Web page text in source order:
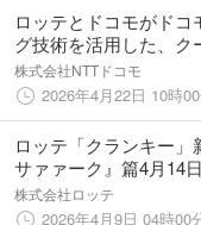
ロッテとドコモがド
グ技術を活用した、ク
ーゲティングの実証実
株式会社NTTドコモ
2026年4月22日 10時
ロッテ「クランキー」
サァァーク』篇4月14
エア開始！渡辺直美さ
さんが初共演！
株式会社ロッテ
2026年4月9日 04時00